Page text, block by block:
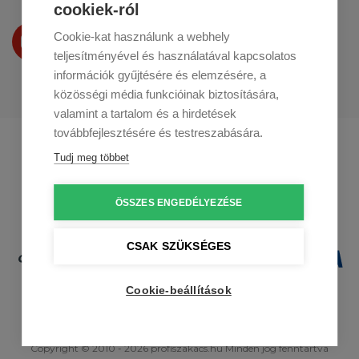
Termékeinket
a Youtube-on is bemutatjuk
Profikuchar.sk
Profikuchař.cz
Copyright © 2010 - 2026 profiszakacs.hu Minden jog fenntartva
cookiek-ról
Cookie-kat használunk a webhely
teljesítményével és használatával kapcsolatos
információk gyűjtésére és elemzésére, a
közösségi média funkcióinak biztosítására,
valamint a tartalom és a hirdetések
továbbfejlesztésére és testreszabására.
Tudj meg többet
ÖSSZES ENGEDÉLYEZÉSE
CSAK SZÜKSÉGES
Cookie-beállítások